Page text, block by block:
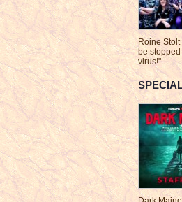
Roine Stolt
be
virus!"